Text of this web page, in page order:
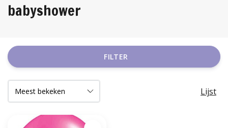
babyshower
FILTER
Lijst